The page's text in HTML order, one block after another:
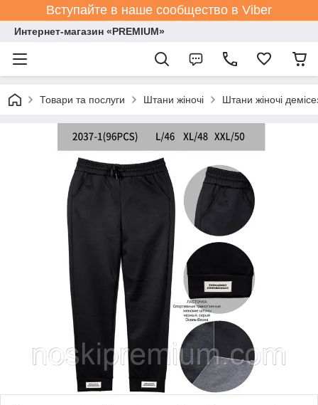
Вступайте в наше сообщество в Viber
Интернет-магазин «PREMIUM»
Товари та послуги Штани жіночі Штани жіночі